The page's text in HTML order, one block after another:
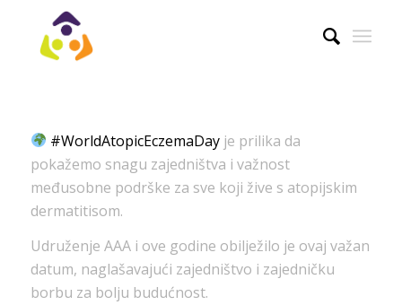
#WorldAtopicEczemaDayje prilika da
pokažemo snagu zajedništva i važnost
međusobne podrške za sve koji žive s atopijskim
dermatitisom.
Udruženje AAA i ove godine obilježilo je ovaj važan
datum, naglašavajući zajedništvo i zajedničku
borbu za bolju budućnost.